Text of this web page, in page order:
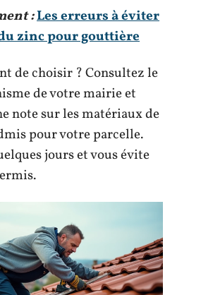
:Les erreurs à éviter
zinc pour gouttière
de choisir ? Consultez le
de votre mairie et
note sur les matériaux de
pour votre parcelle.
jours et vous évite